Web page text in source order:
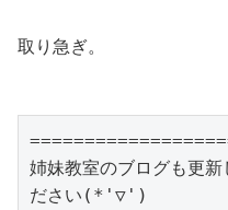
取り急ぎ。
姉妹教室のブログも更新